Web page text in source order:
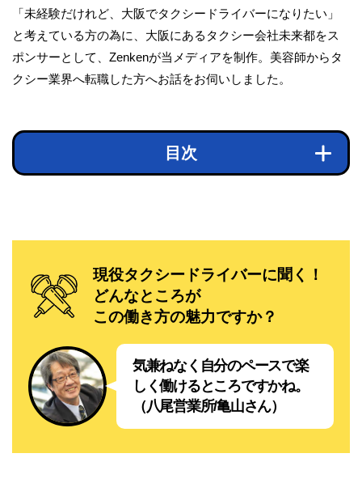
「未経験だけれど、大阪でタクシードライバーになりたい」
と考えている方の為に、大阪にあるタクシー会社未来都をス
ポンサーとして、Zenkenが当メディアを制作。美容師からタ
クシー業界へ転職した方へお話をお伺いしました。
目次
現役タクシードライバーに聞く！
どんなところが
この働き方の魅力ですか？
気兼ねなく自分のペースで楽
しく働けるところですかね。
（八尾営業所/亀山さん）